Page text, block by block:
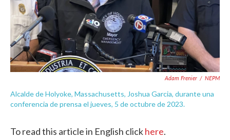
Adam Frenier / NEPM
Alcalde de Holyoke, Massachusetts, Joshua Garcia, durante una
conferencia de prensa el jueves, 5 de octubre de 2023.
To read this article in English clickhere.